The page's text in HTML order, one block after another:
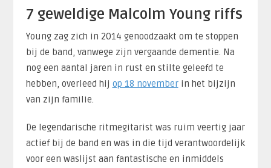
7 geweldige Malcolm Young riffs
Young zag zich in 2014 genoodzaakt om te stoppen
bij de band, vanwege zijn vergaande dementie. Na
nog een aantal jaren in rust en stilte geleefd te
hebben, overleed hij op 18 novemberin het bijzijn
van zijn familie.
De legendarische ritmegitarist was ruim veertig jaar
actief bij de band en was in die tijd verantwoordelijk
voor een waslijst aan fantastische en inmiddels